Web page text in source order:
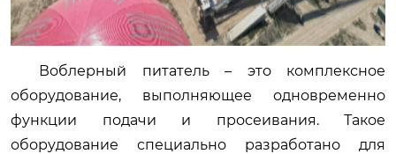
Воблерный питатель – это комплексное
оборудование, выполняющее одновременно
функции подачи и просеивания. Такое
оборудование специально разработано для